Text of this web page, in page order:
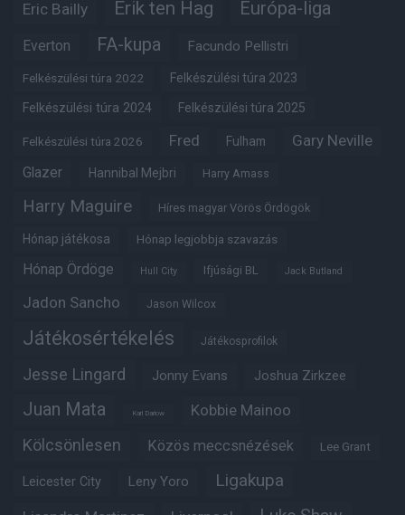
Eric Bailly Erik ten Hag Európa-liga
Everton FA-kupa Facundo Pellistri
Felkészülési túra 2022 Felkészülési túra 2023
Felkészülési túra 2024 Felkészülési túra 2025
Felkészülési túra 2026 Fred Fulham Gary Neville
Glazer Hannibal Mejbri Harry Amass
Harry Maguire Híres magyar Vörös Ördögök
Hónap játékosa Hónap legjobbja szavazás
Hónap Ördöge Hull City Ifjúsági BL Jack Butland
Jadon Sancho Jason Wilcox
Játékosértékelés Játékosprofilok
Jesse Lingard Jonny Evans Joshua Zirkzee
Juan Mata Karl Darlow Kobbie Mainoo
Kölcsönlesen Közös meccsnézések Lee Grant
Leicester City Leny Yoro Ligakupa